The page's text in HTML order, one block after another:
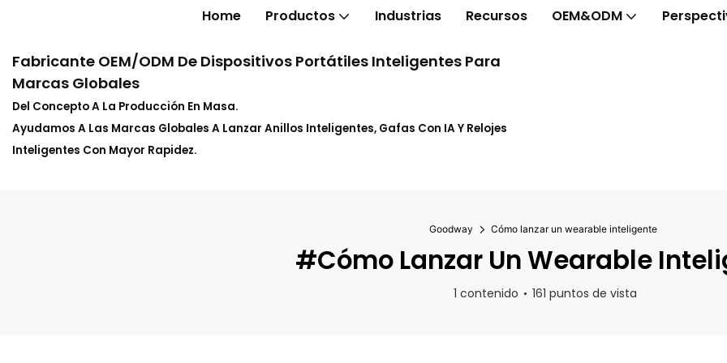
Home Productos Industrias Recursos OEM&ODM
Fabricante OEM/ODM De Dispositivos Portátiles Inteligentes Para
Marcas Globales
Del Concepto A La Producción En Masa.
Ayudamos A Las Marcas Globales A Lanzar Anillos Inteligentes, Gafas Con IA Y Relojes
Inteligentes Con Mayor Rapidez.
Goodway Cómo lanzar un wearable inteligente
#Cómo Lanzar Un Wearable
1 contenido 161 puntos de vista